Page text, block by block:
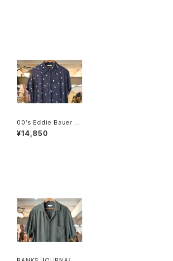
00's Eddie Bauer b
ubble dot rayon shi
rt maxi Dress
¥14,850